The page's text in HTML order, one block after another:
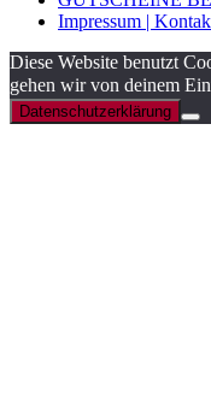
Impressum |
Diese Website benutzt
gehen wir von deinem
Datenschutzerklärung